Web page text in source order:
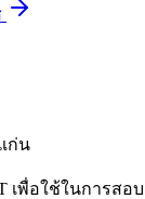
ก่น
เพื่อใช้ในการสอ